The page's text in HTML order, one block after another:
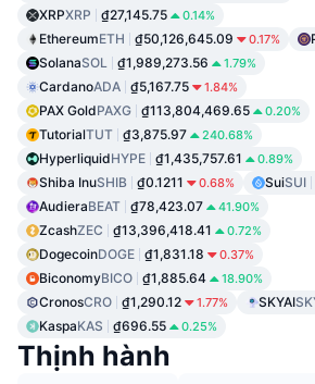
XRPXRP ₫27,145.75 0.14%
EthereumETH ₫50,126,645.09 0.17%
SolanaSOL ₫1,989,273.56 1.79%
CardanoADA ₫5,167.75 1.84%
PAX GoldPAXG ₫113,804,469.65 0.20%
TutorialTUT ₫3,875.97 240.68%
HyperliquidHYPE ₫1,435,757.61 0.89%
Shiba InuSHIB ₫0.1211 0.68% SuiSUI
AudieraBEAT ₫78,423.07 41.90%
ZcashZEC ₫13,396,418.41 0.72%
DogecoinDOGE ₫1,831.18 0.37%
BiconomyBICO ₫1,885.64 18.90%
CronosCRO ₫1,290.12 1.77% SKYAI
KaspaKAS ₫696.55 0.25%
Thịnh hành